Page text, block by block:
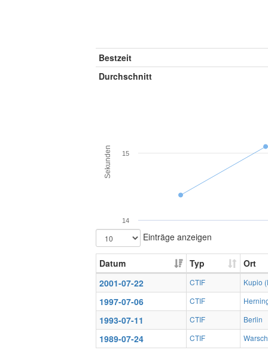
Bestzeit
Durchschnitt
Sekunden
14
15
Einträge anzeigen
Datum Typ
Ort
2001-07-22
CTIF Kupio
1997-07-06 CTIF
1993-07-11 CTIF Berlin
1989-07-24 CTIF